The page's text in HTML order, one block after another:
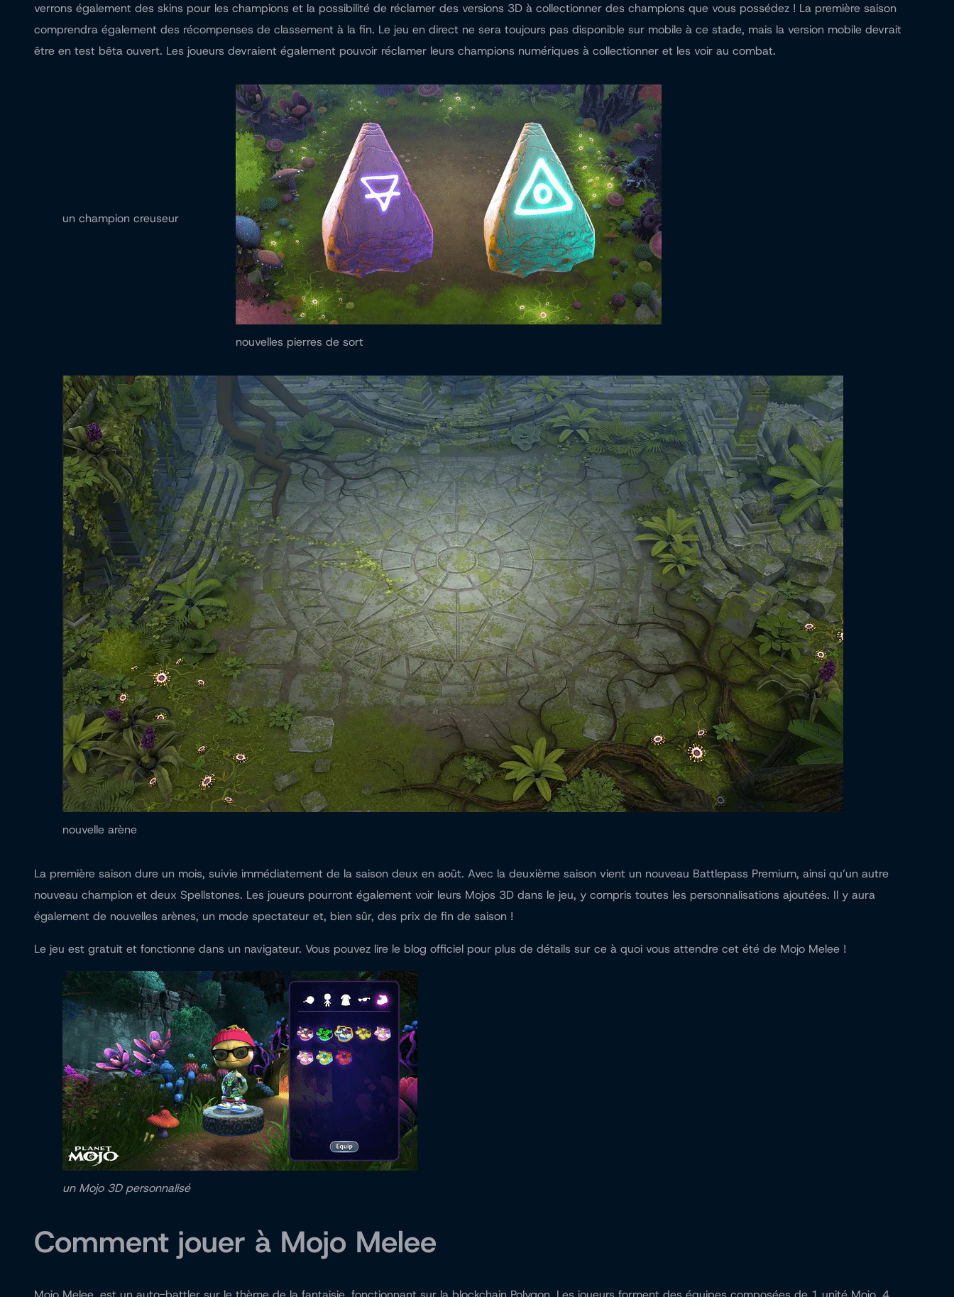
verrons également des skins pour les champions et la possibilité de réclamer des versions 3D à collectionner des champions que vous possédez ! La première saison
comprendra également des récompenses de classement à la fin. Le jeu en direct ne sera toujours pas disponible sur mobile à ce stade, mais la version mobile devrait
être en test bêta ouvert. Les joueurs devraient également pouvoir réclamer leurs champions numériques à collectionner et les voir au combat.
un champion creuseur
nouvelles pierres de sort
nouvelle arène
La première saison dure un mois, suivie immédiatement de la saison deux en août. Avec la deuxième saison vient un nouveau Battlepass Premium, ainsi qu’un autre
nouveau champion et deux Spellstones. Les joueurs pourront également voir leurs Mojos 3D dans le jeu, y compris toutes les personnalisations ajoutées. Il y aura
également de nouvelles arènes, un mode spectateur et, bien sûr, des prix de fin de saison !
Le jeu est gratuit et fonctionne dans un navigateur. Vous pouvez lire le blog officiel pour plus de détails sur ce à quoi vous attendre cet été de Mojo Melee !
un Mojo 3D personnalisé
Comment jouer à Mojo Melee